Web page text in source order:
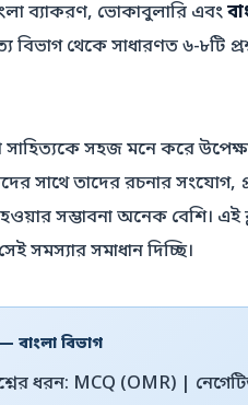
ব্যাকরণ, ভোকাবুলারি এবং
বিভাগ থেকে সাধারণত ৬-৮টি
সাহিত্যকে সহজ মনে করে
সাথে তাদের রচনার সংযোগ,
সম্ভাবনা অনেক বেশি। এই
সমস্যার সমাধান দিচ্ছি।
বাংলা বিভাগ
ধরন: MCQ (OMR) |